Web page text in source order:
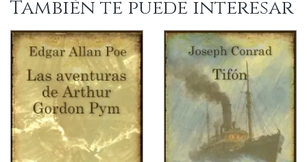
También te puede interesar